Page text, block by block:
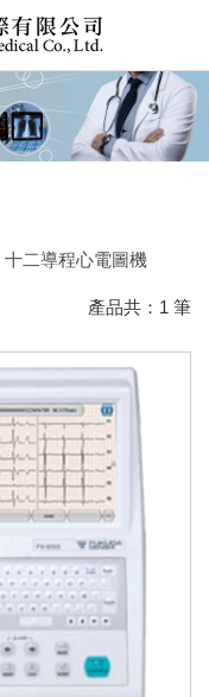
寶
際
股
份
有
限
公
司
十二導程心電圖機
產品共： 1 筆